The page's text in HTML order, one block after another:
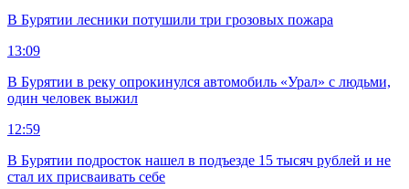
В Бурятии лесники потушили три грозовых пожара
13:09
В Бурятии в реку опрокинулся автомобиль «Урал» с людьми,
один человек выжил
12:59
В Бурятии подросток нашел в подъезде 15 тысяч рублей и не
стал их присваивать себе